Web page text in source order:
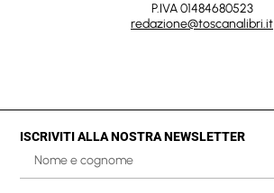
P.IVA 01484680523
redazione@toscanalibri.it
ISCRIVITI ALLA NOSTRA NEWSLETTER